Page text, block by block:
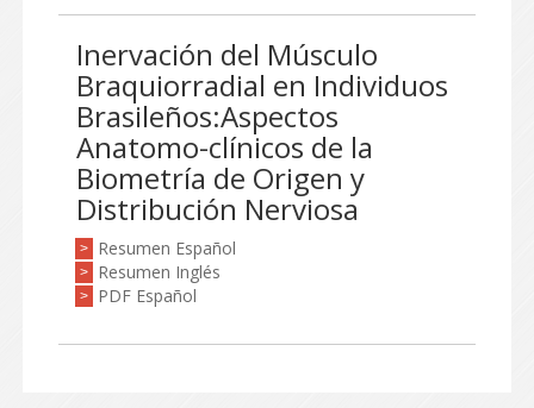
Inervación del Músculo
Braquiorradial en Individuos
Brasileños:Aspectos
Anatomo-clínicos de la
Biometría de Origen y
Distribución Nerviosa
> Resumen Español
> Resumen Inglés
> PDF Español